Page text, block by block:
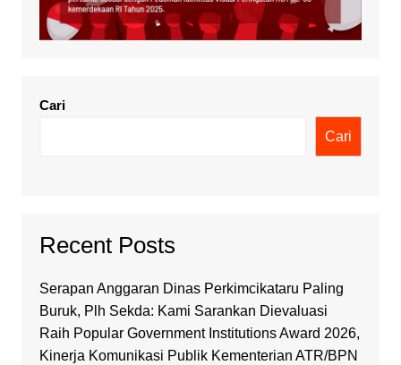
Cari
Cari
Recent Posts
Serapan Anggaran Dinas Perkimcikataru Paling
Buruk, Plh Sekda: Kami Sarankan Dievaluasi
Raih Popular Government Institutions Award 2026,
Kinerja Komunikasi Publik Kementerian ATR/BPN